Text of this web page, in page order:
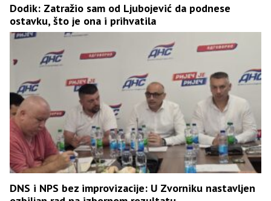
Dodik: Zatražio sam od Ljubojević da podnese
ostavku, što je ona i prihvatila
DNS i NPS bez improvizacije: U Zvorniku nastavljen